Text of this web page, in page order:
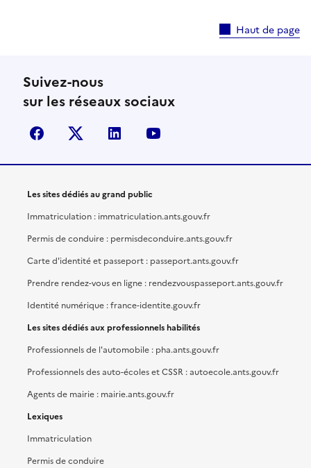
Haut de page
Suivez-nous
sur les réseaux sociaux
facebook X (anciennement Twitter)
linkedin
Les sites dédiés au grand public
Immatriculation : immatriculation.ants.gouv.fr
Permis de conduire : permisdeconduire.ants.gouv.fr
Carte d'identité et passeport : passeport.ants.gouv.fr
Prendre rendez-vous en ligne : rendezvouspasseport.ants.gouv.fr
Identité numérique : france-identite.gouv.fr
Les sites dédiés aux professionnels habilités
Professionnels de l'automobile : pha.ants.gouv.fr
Professionnels des auto-écoles et CSSR : autoecole.ants.gouv.fr
Agents de mairie : mairie.ants.gouv.fr
Lexiques
Immatriculation
Permis de conduire